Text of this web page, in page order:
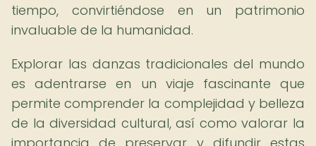
tiempo, convirtiéndose en un patrimonio
invaluable de la humanidad.
Explorar las danzas tradicionales del mundo
es adentrarse en un viaje fascinante que
permite comprender la complejidad y belleza
de la diversidad cultural, así como valorar la